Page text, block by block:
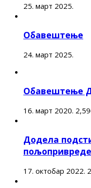
25. март 2025.
Обавештење
24. март 2025.
Обавештење
16. март 2020.
Додела
пољопривреде
17. октобар 2022.